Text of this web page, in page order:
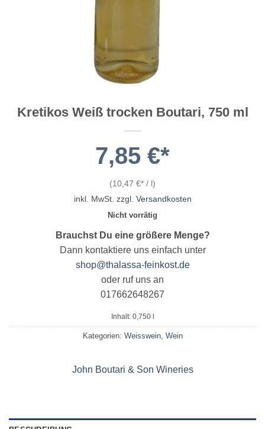
Kretikos Weiß trocken Boutari, 750 ml
7,85 €
(10,47 € / l)
inkl. MwSt. zzgl. Versandkosten
Nicht vorrätig
Brauchst Du eine größere Menge?
Dann kontaktiere uns einfach unter
shop@thalassa-feinkost.de
oder ruf uns an
017662648267
Inhalt: 0,750
Kategorien: Weisswein, Wein
John Boutari & Son Wineries